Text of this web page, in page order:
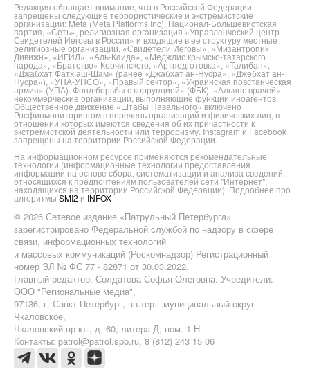
Редакция обращает внимание, что в Российской Федерации
запрещены следующие террористические и экстремистские
организации: Meta (Meta Platforms Inc), Национал-Большевистская
партия, «Сеть», религиозная организация «Управленческий центр
Свидетелей Иеговы в России» и входящие в ее структуру местные
религиозные организации, «Свидетели Иеговы», «Мизантропик
Дивижн», «ИГИЛ», «Аль-Каида», «Меджлис крымско-татарского
народа», «Братство» Корчинского, «Артподготовка», «Талибан»,
«Джабхат Фатх аш-Шам» (ранее «Джабхат ан-Нусра», «Джебхат ан-
Нусра»), «УНА-УНСО», «Правый сектор», «Украинская повстанческая
армия» (УПА). Фонд борьбы с коррупцией» (ФБК), «Альянс врачей» -
некоммерческие организации, выполняющие функции иноагентов.
Общественное движение «Штабы Навального» включено
Росфинмониторингом в перечень организаций и физических лиц, в
отношении которых имеются сведения об их причастности к
экстремистской деятельности или терроризму. Instagram и Facebook
запрещены на территории Российской Федерации.
На информационном ресурсе применяются рекомендательные
технологии (информационные технологии предоставления
информации на основе сбора, систематизации и анализа сведений,
относящихся к предпочтениям пользователей сети "Интернет",
находящихся на территории Российской Федерации). Подробнее про
алгоритмы SMI2 и INFOX
© 2026 Сетевое издание «Патрульный Петербурга»
зарегистрировано Федеральной службой по надзору в сфере
связи, информационных технологий
и массовых коммуникаций (Роскомнадзор) Регистрационный
номер ЭЛ № ФС 77 - 82871 от 30.03.2022.
Главный редактор: Солдатова Софья Олеговна. Учредители:
ООО "Региональные медиа",
97136, г. Санкт-Петербург, вн.тер.г.муниципальный округ
Чкаловское,
Чкаловский пр-кт., д. 60, литера Д, пом. 1-Н
Контакты: patrol@patrol.spb.ru, 8 (812) 243 15 06